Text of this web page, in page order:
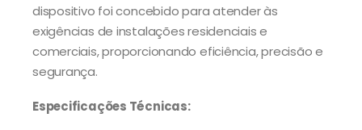
dispositivo foi concebido para atender às
exigências de instalações residenciais e
comerciais, proporcionando eficiência, precisão e
segurança.
Especificações Técnicas: